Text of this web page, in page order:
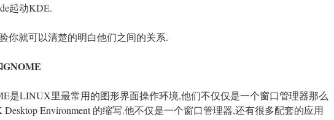
起动KDE.
你就可以清楚的明白他们之间的关系.
是LINUX里最常用的图形界面操作环境,他们不仅仅是一个窗口管理器那么
Environment 的缩写.他不仅是一个窗口管理器,还有很多配套的应用